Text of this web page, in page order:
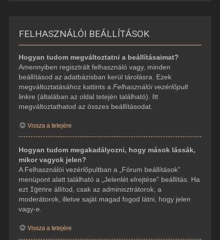
FELHASZNÁLÓI BEÁLLÍTÁSOK
Hogyan tudom megváltoztatni a beállításaimat?
Amennyiben regisztrált felhasználó vagy, minden
beállításod az adatbázisban kerül tárolásra. Ezek
megváltoztatásához kattints a Felhasználói vezérlőpult
linkre (általában az oldal tetején található). Itt
megváltoztathatod az összes beállításodat.
Vissza a tetejére
Hogyan tudom megakadályozni, hogy mások lássák,
mikor vagyok jelen?
A Felhasználói vezérlőpultban a „Fórum beállítások”
menüpont alatt található a „Jelenlét elrejtése” beállítás. Ha
ezt Igenre állítod, csak az adminisztrátorok, a
moderátorok, illetve saját magad fogod látni, hogy jelen
vagy-e.
Vissza a tetejére